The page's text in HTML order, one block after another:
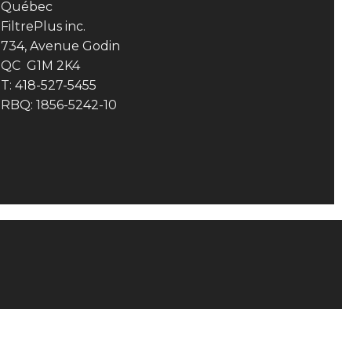
Québec
FiltrePlus inc.
734, Avenue Godin
QC G1M 2K4
T: 418-527-5455
RBQ: 1856-5242-10